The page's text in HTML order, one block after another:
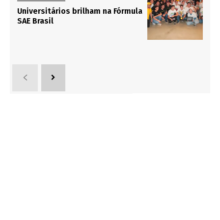
Universitários brilham na Fórmula
SAE Brasil